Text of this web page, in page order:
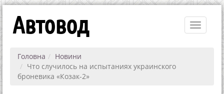
Toggle
Автовод
Головна
Новини
Что случилось на испытаниях украинского
броневика «Козак-2»